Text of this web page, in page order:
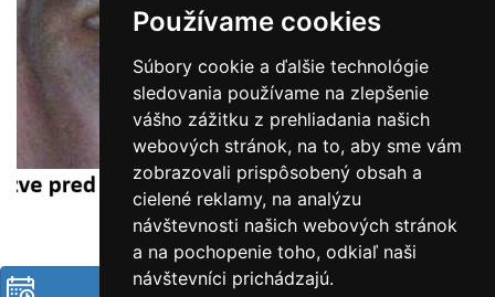
Používame cookies
Súbory cookie a ďalšie technológie
sledovania používame na zlepšenie
vášho zážitku z prehliadania našich
webových stránok, na to, aby sme vám
zobrazovali prispôsobený obsah a
cielené reklamy, na analýzu
návštevnosti našich webových stránok
a na pochopenie toho, odkiaľ naši
návštevníci prichádzajú.
Objednať